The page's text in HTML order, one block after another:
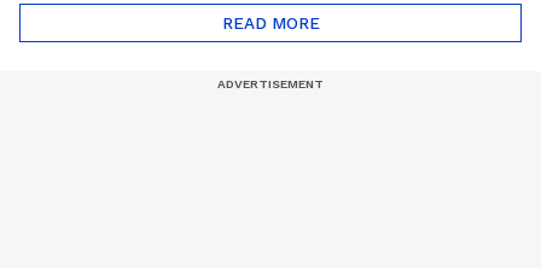
ട്രെൻഡിനെക്കുറിച്ച് |
Nail Art | Trends Cafe
Cancer
READ MORE